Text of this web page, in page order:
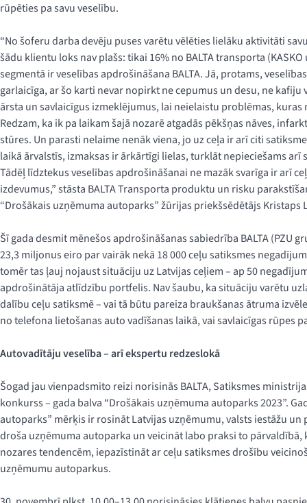
rūpēties pa savu veselību.
“No šoferu darba devēju puses varētu vēlēties lielāku aktivitāti
šādu klientu loks nav plašs: tikai 16% no BALTA transporta
segmentā ir veselības apdrošināšana BALTA. Jā, protams,
garlaicīga, ar šo karti nevar nopirkt ne cepumus un desu, ne
ārsta un savlaicīgus izmeklējumus, lai neielaistu problēmas, kuras
Redzam, ka ik pa laikam šajā nozarē atgadās pēkšņas nāves,
stūres. Un parasti nelaime nenāk viena, jo uz ceļa ir arī citi
laikā ārvalstīs, izmaksas ir ārkārtīgi lielas, turklāt nepieciešams
Tādēļ līdztekus veselības apdrošināšanai ne mazāk svarīga ir arī
izdevumus,” stāsta BALTA Transporta produktu un risku
“Drošākais uzņēmuma autoparks” žūrijas priekšsēdētājs Kristaps
Šī gada desmit mēnešos apdrošināšanas sabiedrība BALTA (PZU
23,3 miljonus eiro par vairāk nekā 18 000 ceļu satiksmes
tomēr tas ļauj nojaust situāciju uz Latvijas ceļiem – ap 50
apdrošinātāja atlīdzību portfelis. Nav šaubu, ka situāciju varētu
dalību ceļu satiksmē – vai tā būtu pareiza braukšanas ātruma
no telefona lietošanas auto vadīšanas laikā, vai savlaicīgas rūpes
Autovadītāju veselība – arī ekspertu redzeslokā
Šogad jau vienpadsmito reizi norisinās BALTA, Satiksmes
konkurss – gada balva “Drošākais uzņēmuma autoparks 2023”.
autoparks” mērķis ir rosināt Latvijas uzņēmumu, valsts iestāžu
droša uzņēmuma autoparka un veicināt labo praksi to
nozares tendencēm, iepazīstināt ar ceļu satiksmes drošību
uzņēmumu autoparkus.